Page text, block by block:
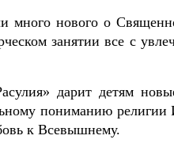
много нового о
занятии все с
дарит детям
пониманию религии
к Всевышнему.